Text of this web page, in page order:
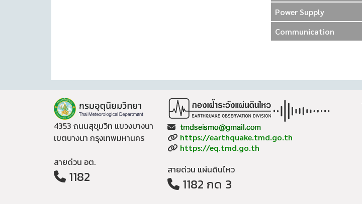
Power Supply
Communication
4353 ถนนสุขุมวิท แขวงบางนา
เขตบางนา กรุงเทพมหานคร
สายด่วน อต.
1182
Email:
Website:
https://earthquake.tmd.go.th
Website:
https://eq.tmd.go.th
สายด่วน แผ่นดินไหว
1182 กด 3